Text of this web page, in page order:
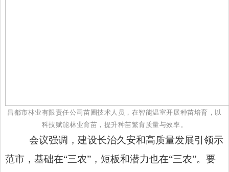
昌都市林业有限责任公司苗圃技术人员，在智能温室开展种苗培育，以
科技赋能林业育苗，提升种苗繁育质量与效率。
会议强调，建设长治久安和高质量发展引领示
范市，基础在“三农”，短板和潜力也在“三农”。要